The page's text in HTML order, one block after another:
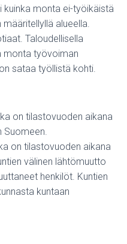
kuinka monta ei-työikäistä
alueella.
Taloudellisella
monta työvoiman
sataa työllistä kohti.
on tilastovuoden aikana
Suomeen.
on tilastovuoden aikana
välinen lähtömuutto
henkilöt. Kuntien
kuntaan